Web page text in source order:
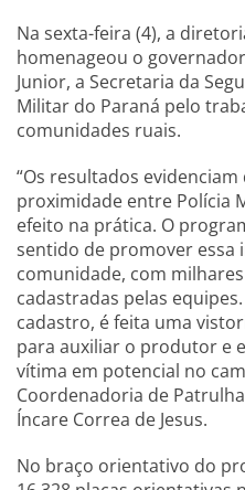
Na sexta-feira (4), a
homenageou o
Junior, a Secretaria da
Militar do Paraná pelo
comunidades ruais.
“Os resultados evidenciam
proximidade entre Polícia
efeito na prática. O
sentido de promover essa
comunidade, com
cadastradas pelas
cadastro, é feita uma
para auxiliar o produtor e
vítima em potencial no
Coordenadoria de
Íncare Correa de Jesus.
No braço orientativo do